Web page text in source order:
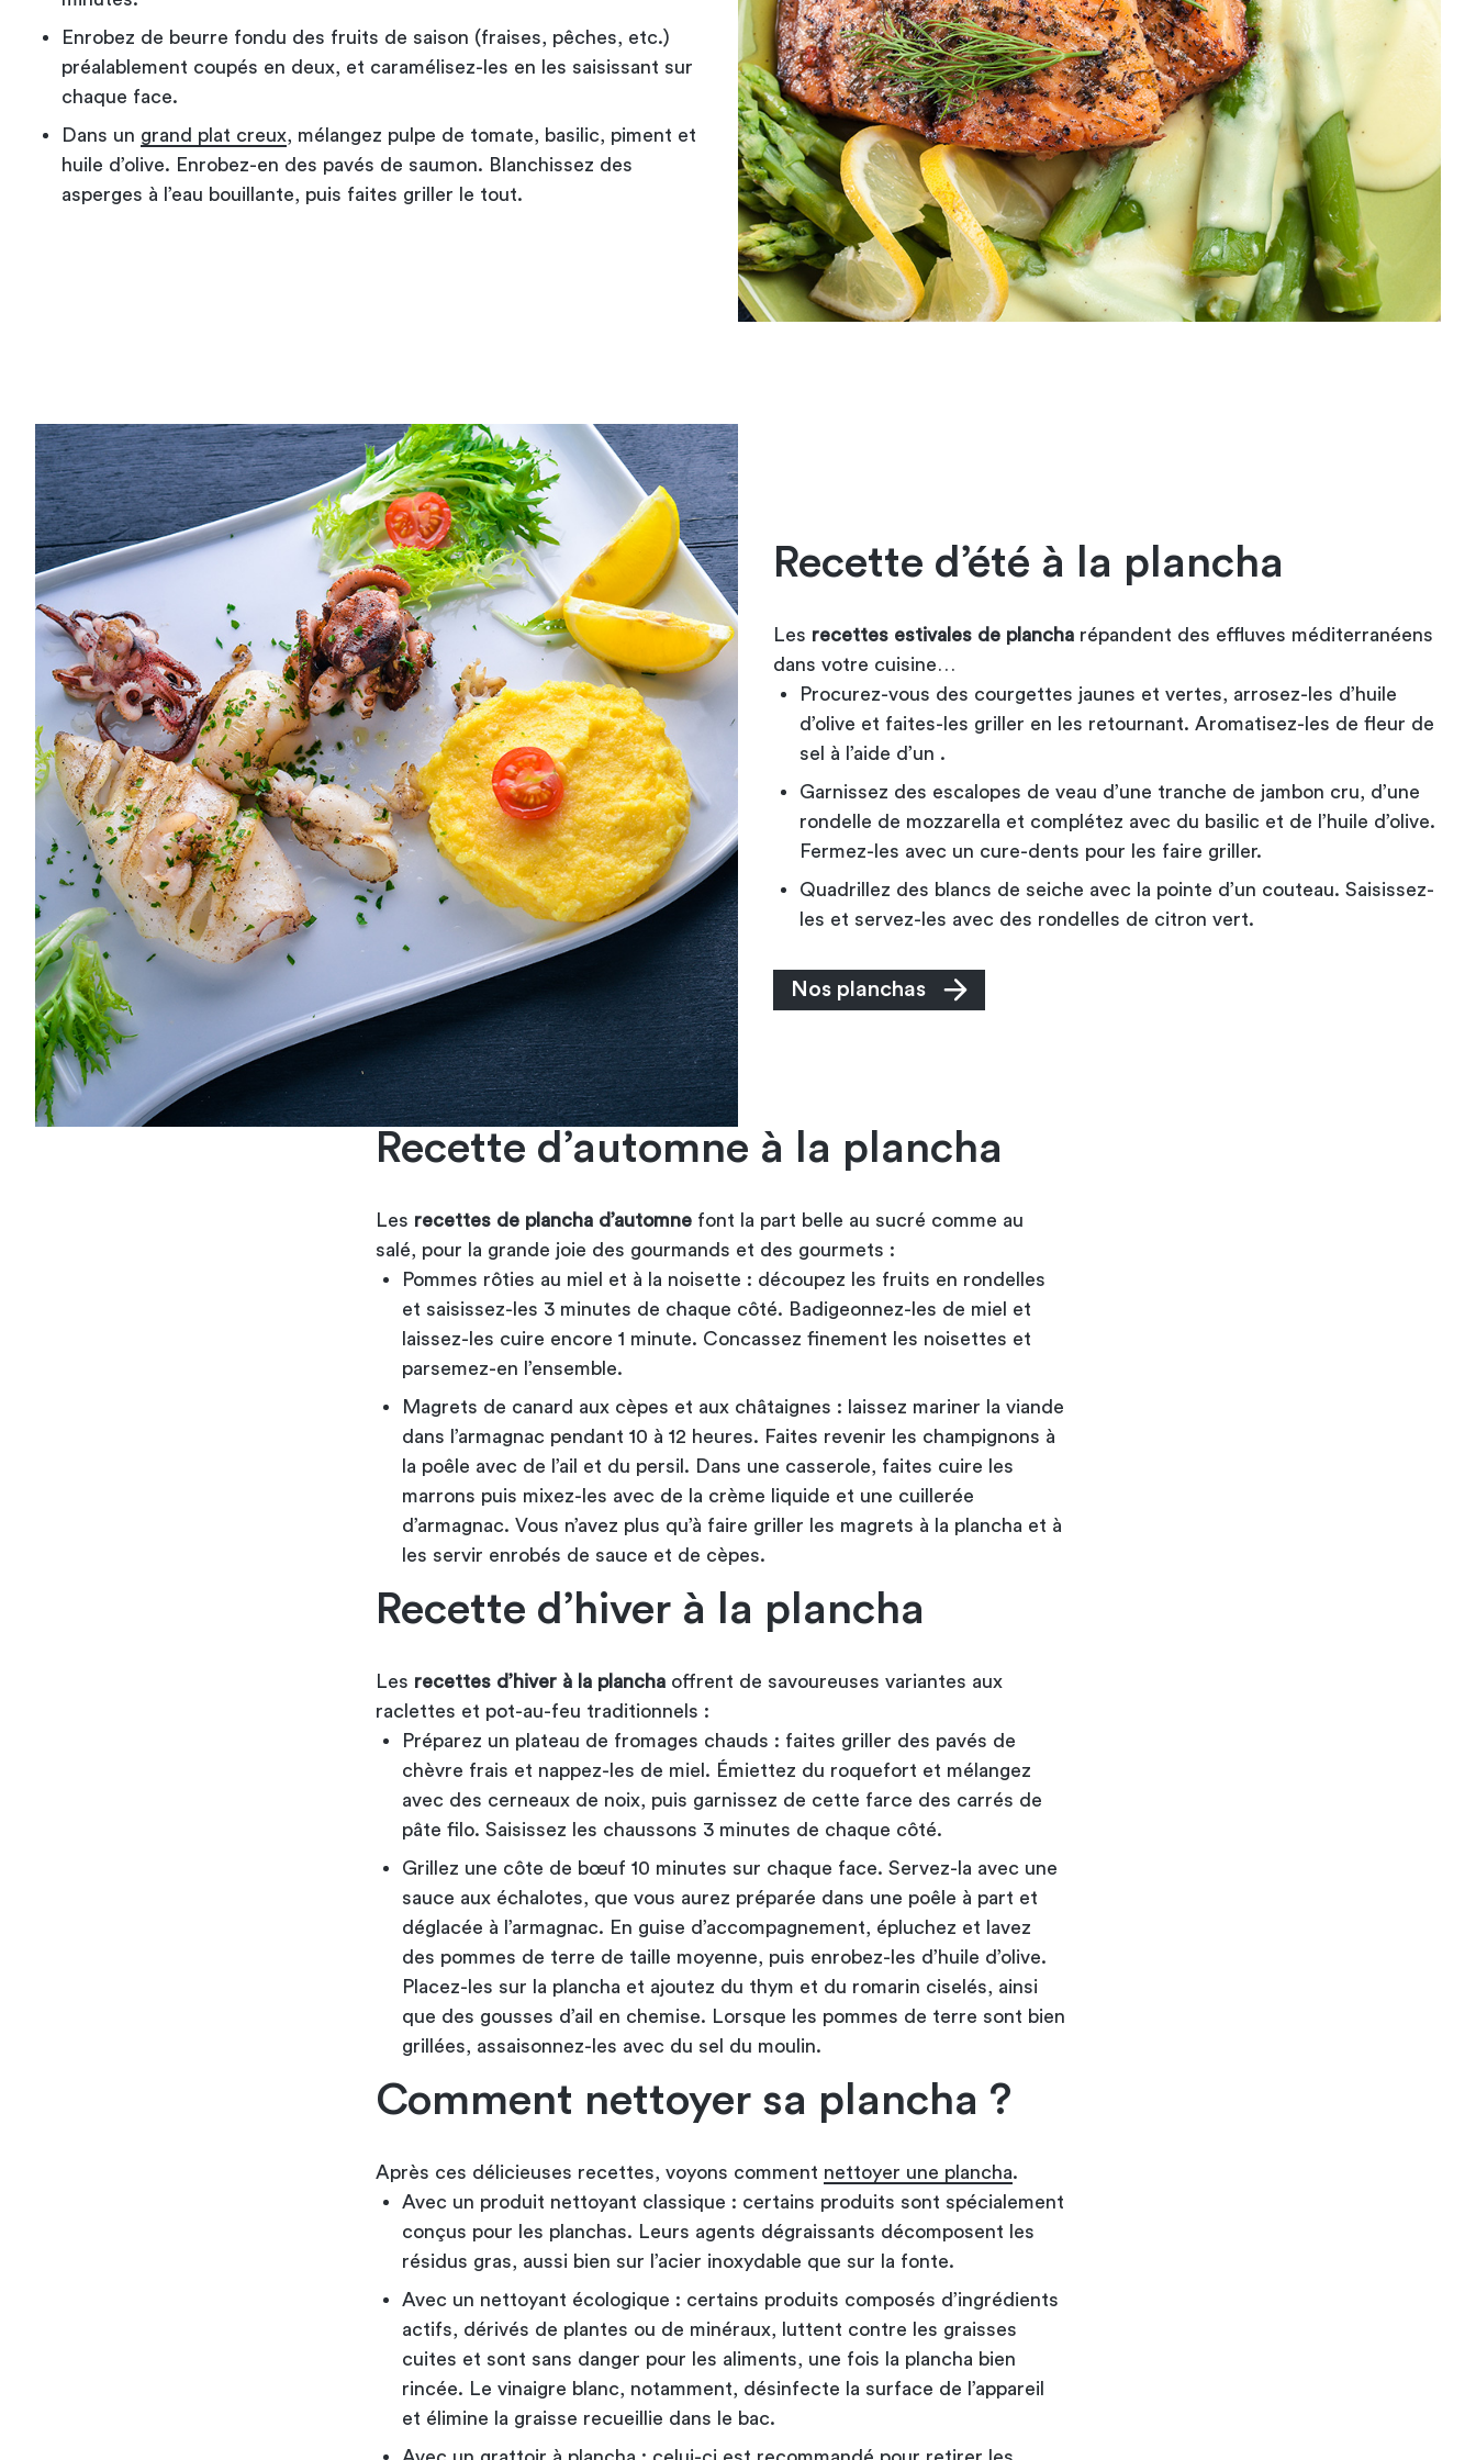
Enrobez de beurre fondu des fruits de saison (fraises, pêches, etc.)
préalablement coupés en deux, et caramélisez-les en les saisissant sur
chaque face.
Dans un grand plat creux, mélangez pulpe de tomate, basilic, piment et
huile d’olive. Enrobez-en des pavés de saumon. Blanchissez des
asperges à l’eau bouillante, puis faites griller le tout.
Recette d’été à la plancha
Les recettes estivales de plancha répandent des effluves méditerranéens
dans votre cuisine…
Procurez-vous des courgettes jaunes et vertes, arrosez-les d’huile
d’olive et faites-les griller en les retournant. Aromatisez-les de fleur de
sel à l’aide d’un .
Garnissez des escalopes de veau d’une tranche de jambon cru, d’une
rondelle de mozzarella et complétez avec du basilic et de l’huile d’olive.
Fermez-les avec un cure-dents pour les faire griller.
Quadrillez des blancs de seiche avec la pointe d’un couteau. Saisissez-
les et servez-les avec des rondelles de citron vert.
Nos planchas
Recette d’automne à la plancha
Les recettes de plancha d’automne font la part belle au sucré comme au
salé, pour la grande joie des gourmands et des gourmets :
Pommes rôties au miel et à la noisette : découpez les fruits en rondelles
et saisissez-les 3 minutes de chaque côté. Badigeonnez-les de miel et
laissez-les cuire encore 1 minute. Concassez finement les noisettes et
parsemez-en l’ensemble.
Magrets de canard aux cèpes et aux châtaignes : laissez mariner la viande
dans l’armagnac pendant 10 à 12 heures. Faites revenir les champignons à
la poêle avec de l’ail et du persil. Dans une casserole, faites cuire les
marrons puis mixez-les avec de la crème liquide et une cuillerée
d’armagnac. Vous n’avez plus qu’à faire griller les magrets à la plancha et à
les servir enrobés de sauce et de cèpes.
Recette d’hiver à la plancha
Les recettes d’hiver à la plancha offrent de savoureuses variantes aux
raclettes et pot-au-feu traditionnels :
Préparez un plateau de fromages chauds : faites griller des pavés de
chèvre frais et nappez-les de miel. Émiettez du roquefort et mélangez
avec des cerneaux de noix, puis garnissez de cette farce des carrés de
pâte filo. Saisissez les chaussons 3 minutes de chaque côté.
Grillez une côte de bœuf 10 minutes sur chaque face. Servez-la avec une
sauce aux échalotes, que vous aurez préparée dans une poêle à part et
déglacée à l’armagnac. En guise d’accompagnement, épluchez et lavez
des pommes de terre de taille moyenne, puis enrobez-les d’huile d’olive.
Placez-les sur la plancha et ajoutez du thym et du romarin ciselés, ainsi
que des gousses d’ail en chemise. Lorsque les pommes de terre sont bien
grillées, assaisonnez-les avec du sel du moulin.
Comment nettoyer sa plancha ?
Après ces délicieuses recettes, voyons comment nettoyer une plancha.
Avec un produit nettoyant classique : certains produits sont spécialement
conçus pour les planchas. Leurs agents dégraissants décomposent les
résidus gras, aussi bien sur l’acier inoxydable que sur la fonte.
Avec un nettoyant écologique : certains produits composés d’ingrédients
actifs, dérivés de plantes ou de minéraux, luttent contre les graisses
cuites et sont sans danger pour les aliments, une fois la plancha bien
rincée. Le vinaigre blanc, notamment, désinfecte la surface de l’appareil
et élimine la graisse recueillie dans le bac.